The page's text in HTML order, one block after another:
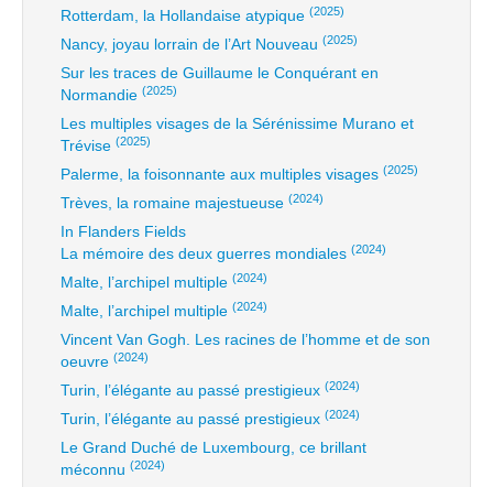
Rotterdam, la Hollandaise atypique (2025)
Nancy, joyau lorrain de l’Art Nouveau (2025)
Sur les traces de Guillaume le Conquérant en
Normandie (2025)
Les multiples visages de la Sérénissime Murano et
Trévise (2025)
Palerme, la foisonnante aux multiples visages (2025)
Trèves, la romaine majestueuse (2024)
In Flanders Fields
La mémoire des deux guerres mondiales (2024)
Malte, l’archipel multiple (2024)
Malte, l’archipel multiple (2024)
Vincent Van Gogh. Les racines de l’homme et de son
oeuvre (2024)
Turin, l’élégante au passé prestigieux (2024)
Turin, l’élégante au passé prestigieux (2024)
Le Grand Duché de Luxembourg, ce brillant
méconnu (2024)